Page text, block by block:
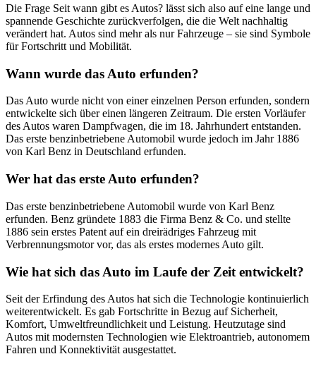
Die Frage Seit wann gibt es Autos? lässt sich also auf eine lange und
spannende Geschichte zurückverfolgen, die die Welt nachhaltig
verändert hat. Autos sind mehr als nur Fahrzeuge – sie sind Symbole
für Fortschritt und Mobilität.
Wann wurde das Auto erfunden?
Das Auto wurde nicht von einer einzelnen Person erfunden, sondern
entwickelte sich über einen längeren Zeitraum. Die ersten Vorläufer
des Autos waren Dampfwagen, die im 18. Jahrhundert entstanden.
Das erste benzinbetriebene Automobil wurde jedoch im Jahr 1886
von Karl Benz in Deutschland erfunden.
Wer hat das erste Auto erfunden?
Das erste benzinbetriebene Automobil wurde von Karl Benz
erfunden. Benz gründete 1883 die Firma Benz & Co. und stellte
1886 sein erstes Patent auf ein dreirädriges Fahrzeug mit
Verbrennungsmotor vor, das als erstes modernes Auto gilt.
Wie hat sich das Auto im Laufe der Zeit entwickelt?
Seit der Erfindung des Autos hat sich die Technologie kontinuierlich
weiterentwickelt. Es gab Fortschritte in Bezug auf Sicherheit,
Komfort, Umweltfreundlichkeit und Leistung. Heutzutage sind
Autos mit modernsten Technologien wie Elektroantrieb, autonomem
Fahren und Konnektivität ausgestattet.